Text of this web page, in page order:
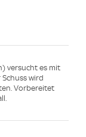
versucht es mit
wird
Vorbereitet